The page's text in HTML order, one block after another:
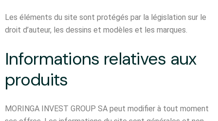
Les éléments du site sont protégés par la législation sur le
droit d’auteur, les dessins et modèles et les marques.
Informations relatives aux
produits
MORINGA INVEST GROUP SA peut modifier à tout moment